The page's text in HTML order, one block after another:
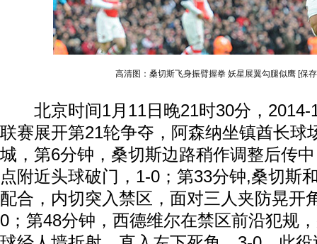
高清图：桑切斯飞身振臂握拳 妖星展翼勾腿似鹰 [保
北京时间1月11日晚21时30分，2014-
联赛展开第21轮争夺，阿森纳坐镇酋长球
城，第6分钟，桑切斯边路稍作调整后传
点附近头球破门，1-0；第33分钟,桑切斯
配合，内切突入禁区，面对三人夹防晃开
0；第48分钟，西德维尔在禁区前沿犯规